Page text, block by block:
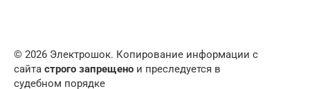
© 2026 Электрошок. Копирование информации с
сайта строго запрещено и преследуется в
судебном порядке